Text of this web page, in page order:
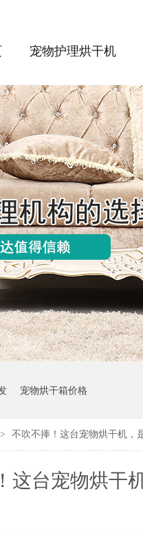
宠物护理烘干机
宠物烘干箱价格
> 不吹不捧！这台宠物烘干机，
这台宠物烘干